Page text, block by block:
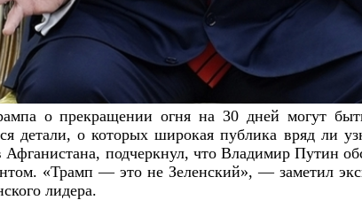
о прекращении огня на 30 дней могут
детали, о которых широкая публика вряд ли
Афганистана, подчеркнул, что Владимир Путин
«Трамп — это не Зеленский», — заметил
лидера.